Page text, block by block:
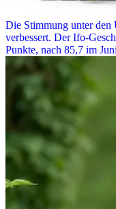
Die Stimmung unter den
verbessert. Der Ifo-
Punkte, nach 85,7 im